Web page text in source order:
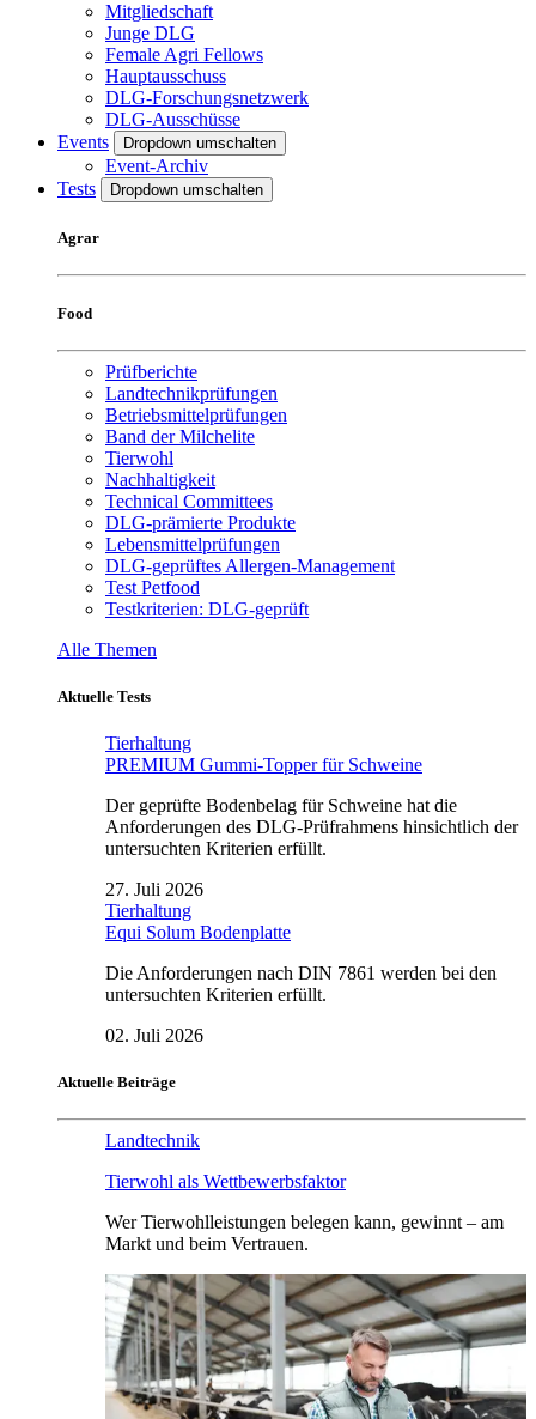
Mitgliedschaft
Junge DLG
Female Agri Fellows
Hauptausschuss
DLG-Forschungsnetzwerk
DLG-Ausschüsse
Events
Dropdown umschalten
Event-Archiv
Tests
Dropdown umschalten
Agrar
Food
Prüfberichte
Landtechnikprüfungen
Betriebsmittelprüfungen
Band der Milchelite
Tierwohl
Nachhaltigkeit
Technical Committees
DLG-prämierte Produkte
Lebensmittelprüfungen
DLG-geprüftes Allergen-Management
Test Petfood
Testkriterien: DLG-geprüft
Alle Themen
Aktuelle Tests
Tierhaltung
PREMIUM Gummi-Topper für Schweine
Der geprüfte Bodenbelag für Schweine hat die
Anforderungen des DLG-Prüfrahmens hinsichtlich der
untersuchten Kriterien erfüllt.
27. Juli 2026
Tierhaltung
Equi Solum Bodenplatte
Die Anforderungen nach DIN 7861 werden bei den
untersuchten Kriterien erfüllt.
02. Juli 2026
Aktuelle Beiträge
Landtechnik
Tierwohl als Wettbewerbsfaktor
Wer Tierwohlleistungen belegen kann, gewinnt – am
Markt und beim Vertrauen.